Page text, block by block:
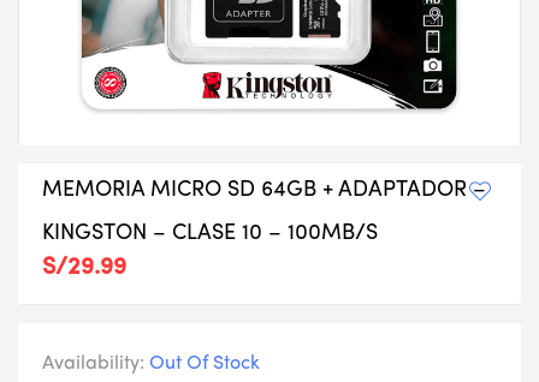
MEMORIA MICRO SD 64GB + ADAPTADOR –
KINGSTON – CLASE 10 – 100MB/S
S/29.99
Availability: Out Of Stock